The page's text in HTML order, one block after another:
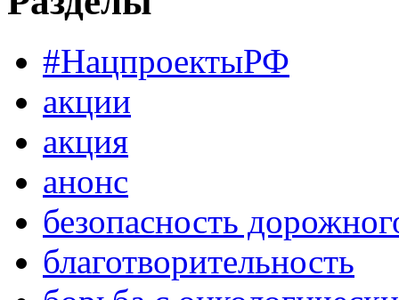
#НацпроектыРФ
акции
акция
анонс
безопасность
благотворительность